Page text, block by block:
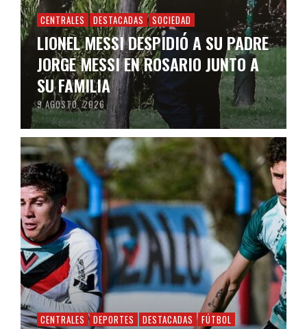
CENTRALES DESTACADAS SOCIEDAD
LIONEL MESSI DESPIDIÓ A SU PADRE
JORGE MESSI EN ROSARIO JUNTO A
SU FAMILIA
9 AGOSTO, 2026
CENTRALES DEPORTES DESTACADAS FÚTBOL